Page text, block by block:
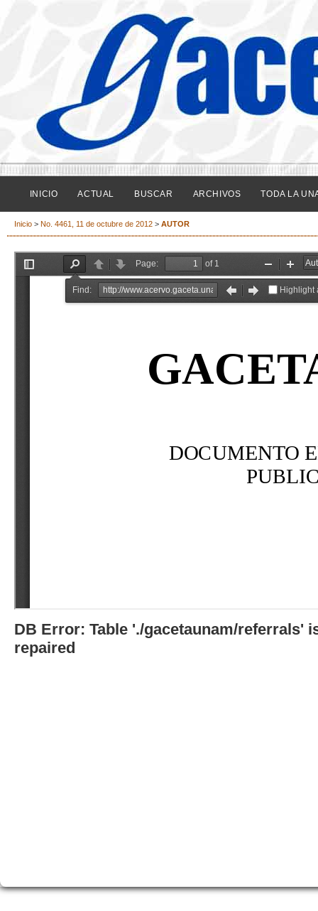
INICIO ACTUAL BUSCAR ARCHIVOS TODA LA
Inicio > No. 4461, 11 de octubre de 2012 > AUTOR
DB Error: Table './gacetaunam/referrals'
repaired